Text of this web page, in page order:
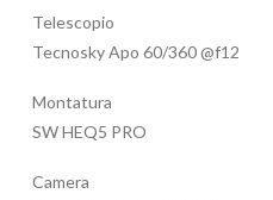
Telescopio
Tecnosky Apo 60/360 @f12
Montatura
SW HEQ5 PRO
Camera